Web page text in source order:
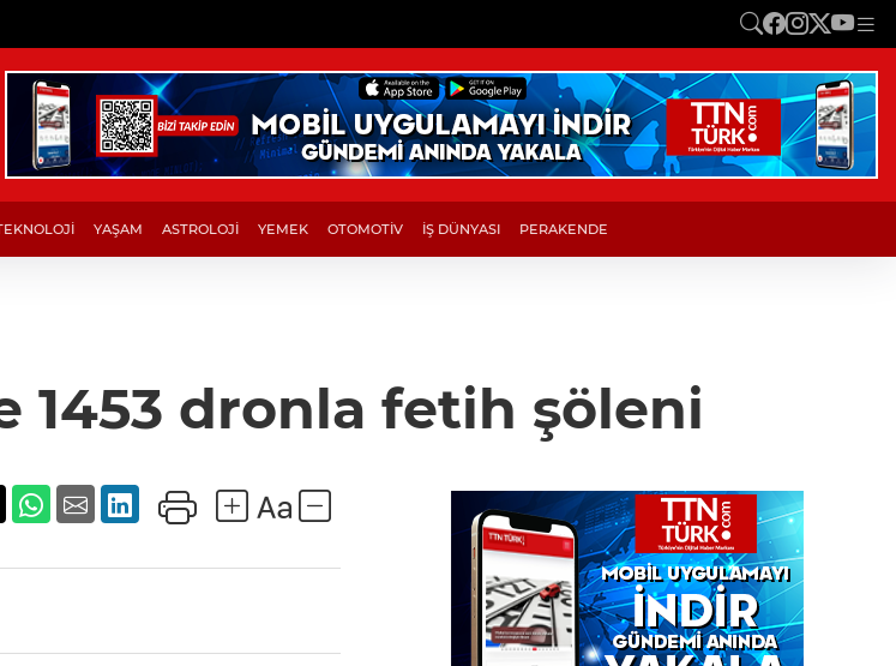
YAŞAM ASTROLOJİ YEMEK OTOMOTİV İŞ DÜNYASI PERAKENDE
1453 dronla fetih şöleni